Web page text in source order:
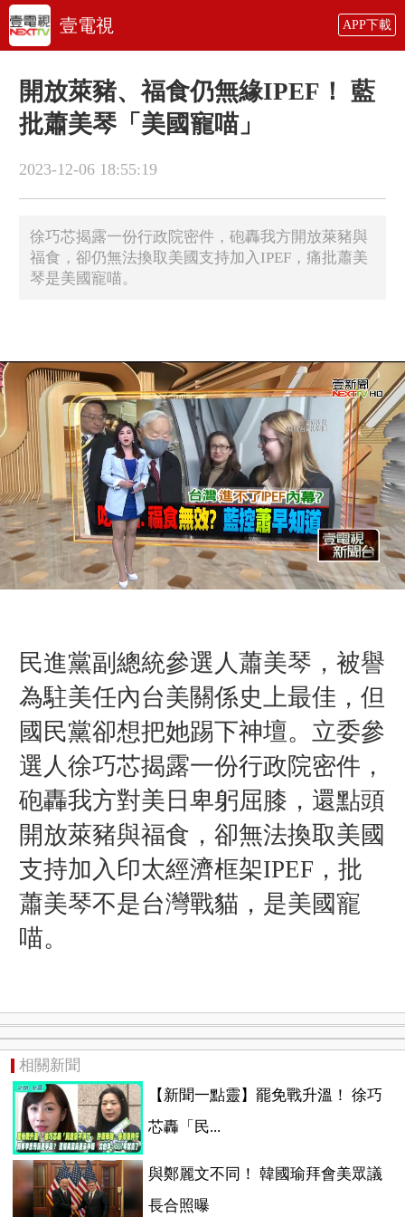
壹電視 APP下載
開放萊豬、福食仍無緣IPEF！ 藍
批蕭美琴「美國寵喵」
2023-12-06 18:55:19
徐巧芯揭露一份行政院密件，砲轟我方開放萊豬與
福食，卻仍無法換取美國支持加入IPEF，痛批蕭美
琴是美國寵喵。
民進黨副總統參選人蕭美琴，被譽
為駐美任內台美關係史上最佳，但
國民黨卻想把她踢下神壇。立委參
選人徐巧芯揭露一份行政院密件，
砲轟我方對美日卑躬屈膝，還點頭
開放萊豬與福食，卻無法換取美國
支持加入印太經濟框架IPEF，批
蕭美琴不是台灣戰貓，是美國寵
喵。
相關新聞
【新聞一點靈】罷免戰升溫！ 徐巧
芯轟「民...
與鄭麗文不同！ 韓國瑜拜會美眾議
長合照曝